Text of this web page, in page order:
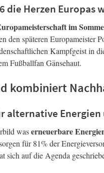
die Herzen
im
den späteren Europameister
Kampfgeist in
Fußballfan Gänsehaut.
kombiniert
alternative
waserneuerbare
für 81% der
sich auf die Agenda